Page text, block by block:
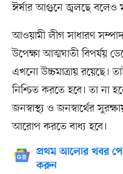
ঈর্ষার আগুনে জ্বলছে বলেও
আওয়ামী লীগ সাধারণ
উপেক্ষা আত্মঘাতী বিপর্যয়
এখনো উচ্চমাত্রায় রয়েছে।
নিশ্চিত করতে হবে। তা না
জনস্বাস্থ্য ও জনস্বার্থের
আরোপ করতে বাধ্য হবে।
প্রথম আলোর খবর
করুন